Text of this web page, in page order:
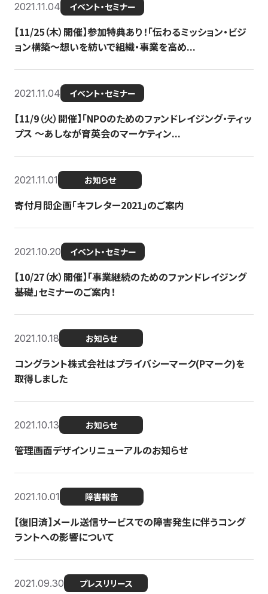
2021.11.04 イベント・セミナー
【11/25（木）開催】参加特典あり！「伝わるミッション・ビジ
ョン構築〜想いを紡いで組織・事業を高め...
2021.11.04 イベント・セミナー
【11/9（火）開催】「NPOのためのファンドレイジング・ティッ
プス 〜あしなが育英会のマーケティン...
2021.11.01 お知らせ
寄付月間企画「キフレター2021」のご案内
2021.10.20 イベント・セミナー
【10/27（水）開催】「事業継続のためのファンドレイジング
基礎」セミナーのご案内！
2021.10.18 お知らせ
コングラント株式会社はプライバシーマーク(Pマーク)を
取得しました
2021.10.13 お知らせ
管理画面デザインリニューアルのお知らせ
2021.10.01 障害報告
【復旧済】メール送信サービスでの障害発生に伴うコング
ラントへの影響について
2021.09.30 プレスリリース